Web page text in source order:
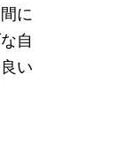
に
自
い